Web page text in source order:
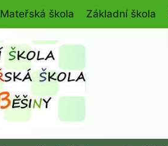
Mateřská škola Základní škola